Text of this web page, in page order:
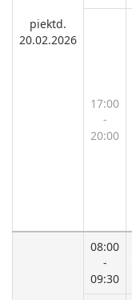
piektd.
20.02.2026
17:00
-
20:00
08:00
-
09:30